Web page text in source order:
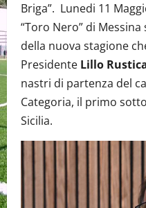
Briga”. Lunedi 11
“Toro Nero” di
della nuova stagione
Presidente Lillo
nastri di partenza del
Categoria, il primo
Sicilia.